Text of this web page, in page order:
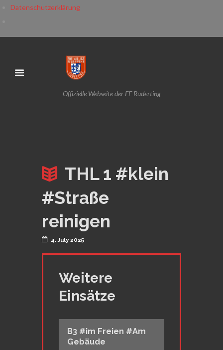
Datenschutzerklärung
Offizielle Webseite der FF Ruderting
THL 1 #klein
#Straße
reinigen
4. July 2025
Weitere
Einsätze
B3 #im Freien #Am
Gebäude